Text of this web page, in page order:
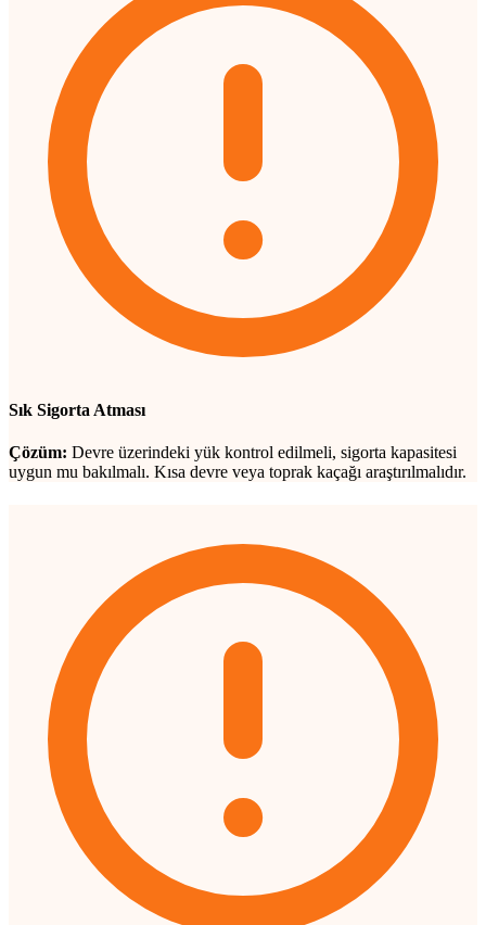
Sık Sigorta Atması
Çözüm: Devre üzerindeki yük kontrol edilmeli, sigorta kapasitesi
uygun mu bakılmalı. Kısa devre veya toprak kaçağı araştırılmalıdır.